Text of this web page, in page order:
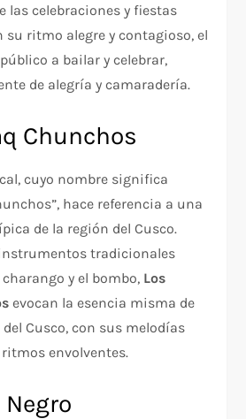
las celebraciones y fiestas
su ritmo alegre y contagioso, el
a bailar y celebrar,
de alegría y camaradería.
Chunchos
cuyo nombre significa
hace referencia a una
de la región del Cusco.
tradicionales
y el bombo, Los
evocan la esencia misma de
Cusco, con sus melodías
envolventes.